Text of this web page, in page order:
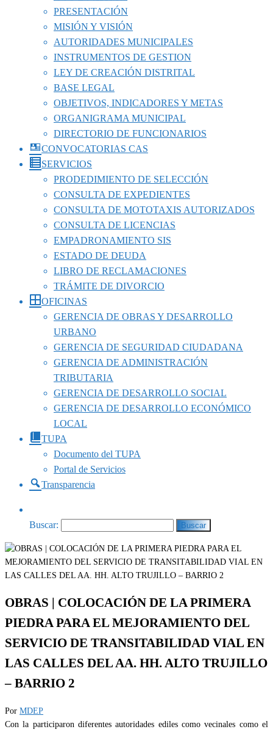
PRESENTACIÓN
MISIÓN Y VISIÓN
AUTORIDADES MUNICIPALES
INSTRUMENTOS DE GESTION
LEY DE CREACIÓN DISTRITAL
BASE LEGAL
OBJETIVOS, INDICADORES Y METAS
ORGANIGRAMA MUNICIPAL
DIRECTORIO DE FUNCIONARIOS
CONVOCATORIAS CAS
SERVICIOS
PRODEDIMIENTO DE SELECCIÓN
CONSULTA DE EXPEDIENTES
CONSULTA DE MOTOTAXIS AUTORIZADOS
CONSULTA DE LICENCIAS
EMPADRONAMIENTO SIS
ESTADO DE DEUDA
LIBRO DE RECLAMACIONES
TRÁMITE DE DIVORCIO
OFICINAS
GERENCIA DE OBRAS Y DESARROLLO
URBANO
GERENCIA DE SEGURIDAD CIUDADANA
GERENCIA DE ADMINISTRACIÓN
TRIBUTARIA
GERENCIA DE DESARROLLO SOCIAL
GERENCIA DE DESARROLLO ECONÓMICO
LOCAL
TUPA
Documento del TUPA
Portal de Servicios
Transparencia
Buscar:
OBRAS | COLOCACIÓN DE LA PRIMERA
PIEDRA PARA EL MEJORAMIENTO DEL
SERVICIO DE TRANSITABILIDAD VIAL EN
LAS CALLES DEL AA. HH. ALTO TRUJILLO
– BARRIO 2
Por MDEP
Con la participaron diferentes autoridades ediles como vecinales como el